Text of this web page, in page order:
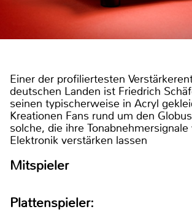
Einer der profiliertesten
deutschen Landen ist Friedrich
seinen typischerweise in Acryl
Kreationen Fans rund um den
solche, die ihre Tonabnehmersignale
Elektronik verstärken lassen
Mitspieler
Plattenspieler: